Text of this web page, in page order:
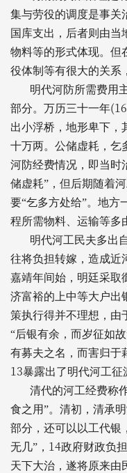
集与劳役的调度是事关
国库支出，后者则由当
物料等的形式体现。但
役体制等有很大的关系
明代河防所需费用
部分。万历三十一年
出小浮桥，地形卑下，
十万两。公储虚耗，乞
河防经费情况，即当时
储虚耗”，但后期随着
要“乞多方处给”。地方
程所需物料、运输等多
明代河工民夫多出
往将负担转嫁，造成近
嘉靖年间始，明廷采取
济富裕的上中等大户出
策执行得并不理想，由
“后银有余，而岁征如
有募夫之名，而害归于
13暴露出了明代河工征
清代的河工经费称
食之用”。清初，清承
部分，还可以以工代银
无几”， 14政府财政负
天下大治，遂将原来由